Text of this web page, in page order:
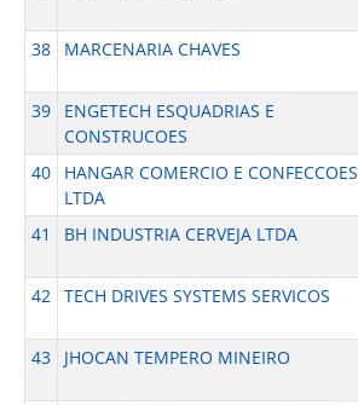
38
MARCENARIA CHAVES
39
ENGETECH ESQUADRIAS E
CONSTRUCOES
40
HANGAR COMERCIO E CONFECCOES
LTDA
41
BH INDUSTRIA CERVEJA LTDA
42 TECH DRIVES SYSTEMS SERVICOS
43
JHOCAN TEMPERO MINEIRO